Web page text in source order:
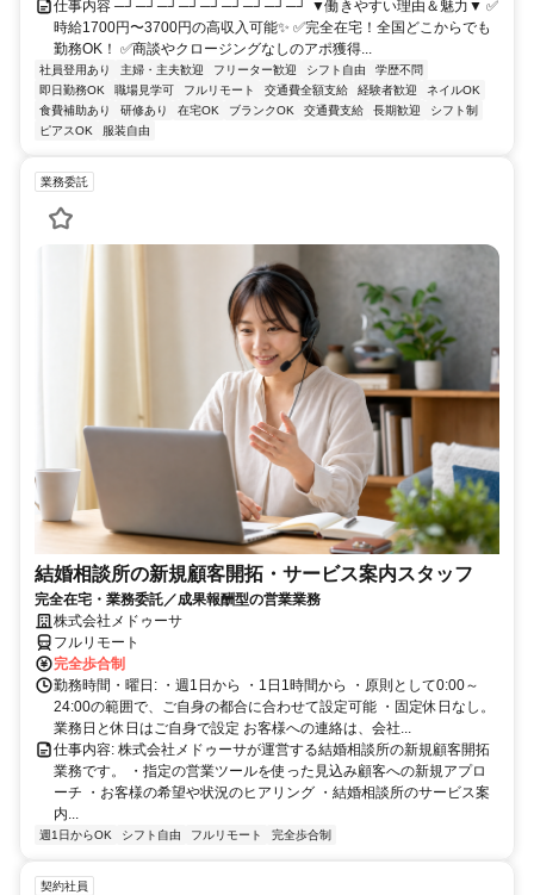
仕事内容 ─┘─┘─┘─┘─┘─┘─┘─┘─┘ ▼働きやすい理由＆魅力▼ ✅
時給1700円〜3700円の高収入可能✨ ✅完全在宅！全国どこからでも
勤務OK！ ✅商談やクロージングなしのアポ獲得...
社員登用あり 主婦・主夫歓迎 フリーター歓迎 シフト自由
学歴不問
即日勤務OK
職場見学可 フルリモート 交通費全額支給 経験者歓迎
ネイルOK
食費補助あり
研修あり 在宅OK ブランクOK 交通費支給 長期歓迎
シフト制
ピアスOK
服装自由
業務委託
結婚相談所の新規顧客開拓・サービス案内スタッフ
完全在宅・業務委託／成果報酬型の営業業務
株式会社メドゥーサ
フルリモート
完全歩合制
勤務時間・曜日: ・週1日から ・1日1時間から ・原則として0:00～
24:00の範囲で、ご自身の都合に合わせて設定可能 ・固定休日なし。
業務日と休日はご自身で設定 お客様への連絡は、会社...
仕事内容: 株式会社メドゥーサが運営する結婚相談所の新規顧客開拓
業務です。 ・指定の営業ツールを使った見込み顧客への新規アプロ
ーチ ・お客様の希望や状況のヒアリング ・結婚相談所のサービス案
内...
週1日からOK シフト自由 フルリモート 完全歩合制
契約社員